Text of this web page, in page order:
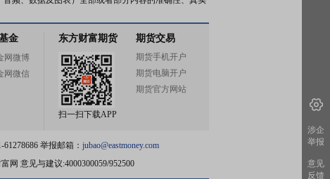
金
网微博
网微信
东方财富期货
扫一扫下载APP
期货交易
期货手机开户
期货电脑开户
期货官方网站
举报邮箱： jubao@eastmoney.com
网 意见与建议:4000300059/952500
涉企
举报
意见
反馈